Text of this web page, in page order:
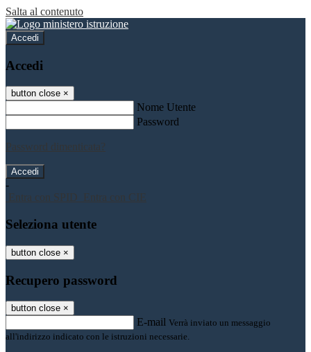
Salta al contenuto
Accedi
Accedi
button close ×
Nome Utente
Password
Password dimenticata?
-
Entra con SPID
Entra con CIE
Seleziona utente
button close ×
Recupero password
button close ×
E-mail Verrà inviato un messaggio
all'indirizzo indicato con le istruzioni necessarie.